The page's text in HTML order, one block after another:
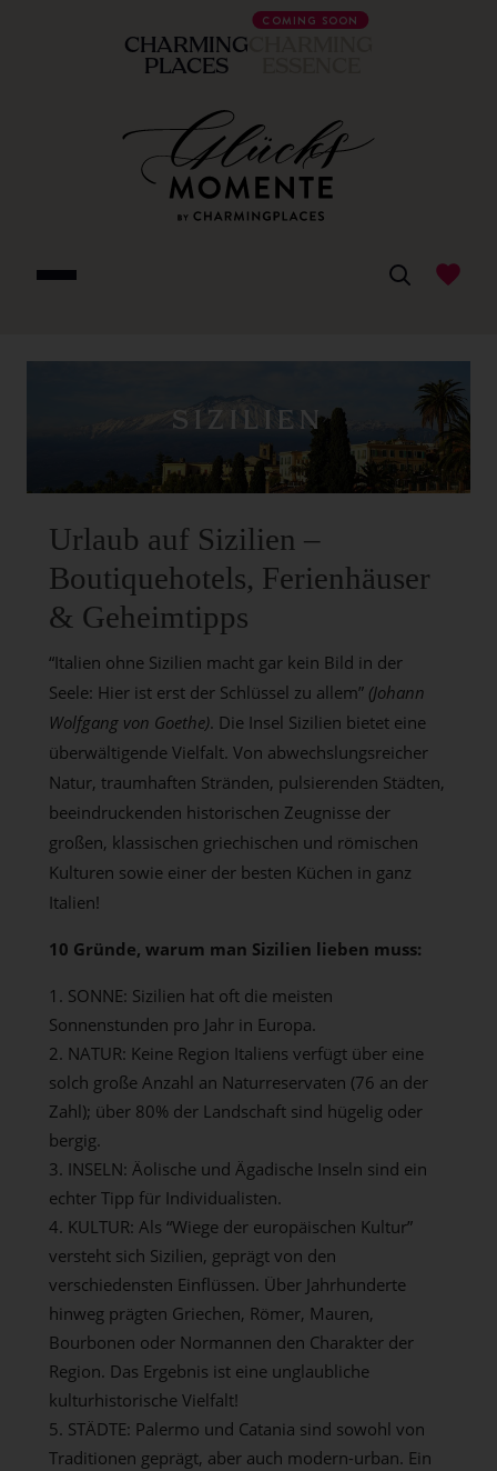
CHARMING
PLACES
COMING SOON
SIZILIEN
Urlaub auf Sizilien –
Boutiquehotels, Ferienhäuser
& Geheimtipps
“Italien ohne Sizilien macht gar kein Bild in der
Seele: Hier ist erst der Schlüssel zu allem” (Johann
Wolfgang von Goethe). Die Insel Sizilien bietet eine
überwältigende Vielfalt. Von abwechslungsreicher
Natur, traumhaften Stränden, pulsierenden Städten,
beeindruckenden historischen Zeugnisse der
großen, klassischen griechischen und römischen
Kulturen sowie einer der besten Küchen in ganz
Italien!
10 Gründe, warum man Sizilien lieben muss:
SONNE: Sizilien hat oft die meisten
Sonnenstunden pro Jahr in Europa.
NATUR: Keine Region Italiens verfügt über eine
solch große Anzahl an Naturreservaten (76 an der
Zahl); über 80% der Landschaft sind hügelig oder
bergig.
INSELN: Äolische und Ägadische Inseln sind ein
echter Tipp für Individualisten.
KULTUR: Als “Wiege der europäischen Kultur”
versteht sich Sizilien, geprägt von den
verschiedensten Einflüssen. Über Jahrhunderte
hinweg prägten Griechen, Römer, Mauren,
Bourbonen oder Normannen den Charakter der
Region. Das Ergebnis ist eine unglaubliche
kulturhistorische Vielfalt!
STÄDTE: Palermo und Catania sind sowohl von
Traditionen geprägt, aber auch modern-urban. Ein